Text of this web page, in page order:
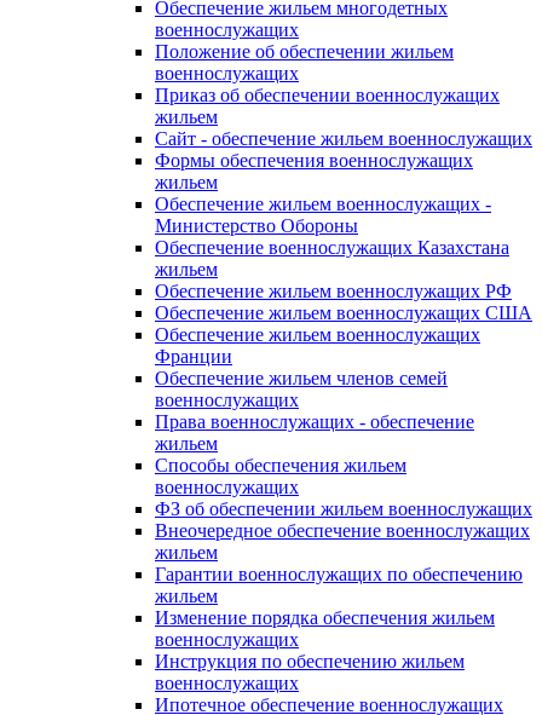
Обеспечение жильем многодетных
военнослужащих
Положение об обеспечении жильем
военнослужащих
Приказ об обеспечении военнослужащих
жильем
Сайт - обеспечение жильем военнослужащих
Формы обеспечения военнослужащих
жильем
Обеспечение жильем военнослужащих -
Министерство Обороны
Обеспечение военнослужащих Казахстана
жильем
Обеспечение жильем военнослужащих РФ
Обеспечение жильем военнослужащих США
Обеспечение жильем военнослужащих
Франции
Обеспечение жильем членов семей
военнослужащих
Права военнослужащих - обеспечение
жильем
Способы обеспечения жильем
военнослужащих
ФЗ об обеспечении жильем военнослужащих
Внеочередное обеспечение военнослужащих
жильем
Гарантии военнослужащих по обеспечению
жильем
Изменение порядка обеспечения жильем
военнослужащих
Инструкция по обеспечению жильем
военнослужащих
Ипотечное обеспечение военнослужащих